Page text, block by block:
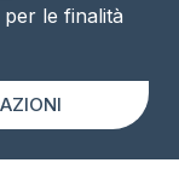
le finalità